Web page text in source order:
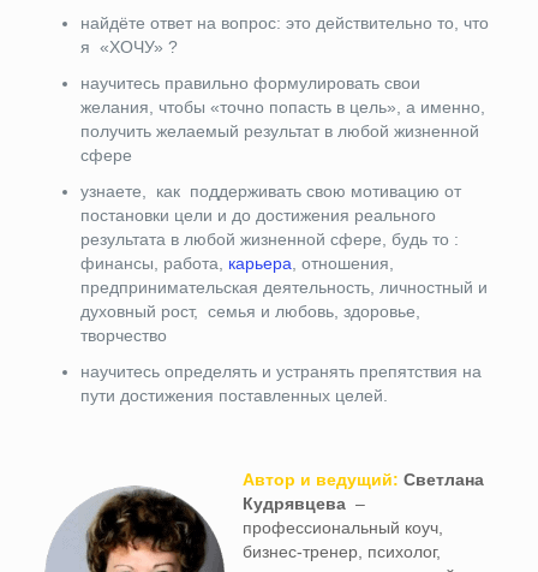
найдёте ответ на вопрос: это действительно то, что
я «ХОЧУ» ?
научитесь правильно формулировать свои
желания, чтобы «точно попасть в цель», а именно,
получить желаемый результат в любой жизненной
сфере
узнаете, как поддерживать свою мотивацию от
постановки цели и до достижения реального
результата в любой жизненной сфере, будь то :
финансы, работа, карьера , отношения,
предпринимательская деятельность, личностный и
духовный рост, семья и любовь, здоровье,
творчество
научитесь определять и устранять препятствия на
пути достижения поставленных целей.
Автор и ведущий: Светлана
Кудрявцева–
профессиональный коуч,
бизнес-тренер, психолог,